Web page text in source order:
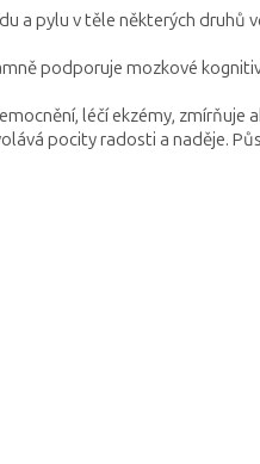
a pylu v těle některých druhů
podporuje mozkové
léčí ekzémy, zmírňuje
pocity radosti a naděje.